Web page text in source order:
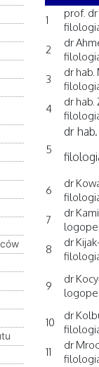
1
prof.
2
dr
3
dr hab.
4
dr hab.
5
dr
6
dr
7
dr
8
dr
9
dr
10
dr
11
dr